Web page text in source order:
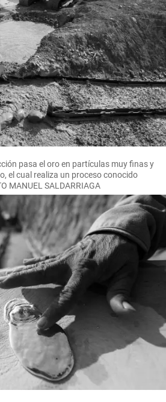
pasa el oro en partículas muy finas y
el cual realiza un proceso conocido
MANUEL SALDARRIAGA